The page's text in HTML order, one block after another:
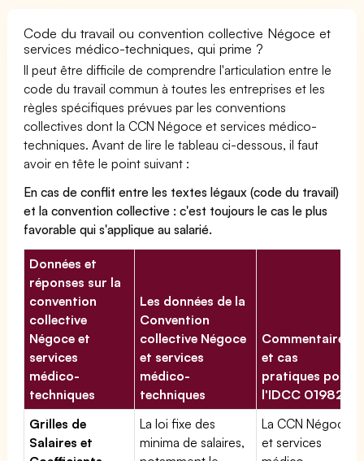
Code du travail ou convention collective Négoce et
services médico-techniques, qui prime ?
Il peut être difficile de comprendre l'articulation entre le
code du travail commun à toutes les entreprises et les
règles spécifiques prévues par les conventions
collectives dont la CCN Négoce et services médico-
techniques. Avant de lire le tableau ci-dessous, il faut
avoir en tête le point suivant :
En cas de conflit entre les textes légaux (code du travail)
et la convention collective : c'est toujours le cas le plus
favorable qui s'applique au salarié.
Données et
réponses sur la
convention
collective
Négoce et
services
médico-
techniques
Les données de la
Convention
collective Négoce
et services
médico-
techniques
Commentaires
et cas
pratiques pour
l'IDCC 01982
Grilles de
Salaires et
La loi fixe des
minima de salaires,
La CCN Négoce
et services